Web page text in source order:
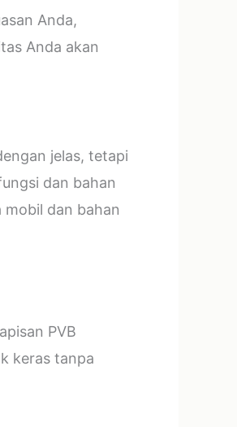
Anda,
Anda akan
jelas, tetapi
dan bahan
dan bahan
PVB
keras tanpa